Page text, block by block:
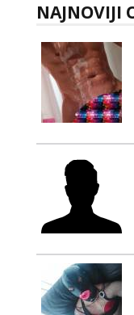
NAJNOVIJI